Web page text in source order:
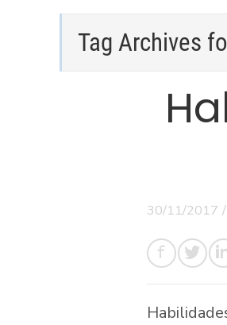
Tag Archives
30/11/2017 /